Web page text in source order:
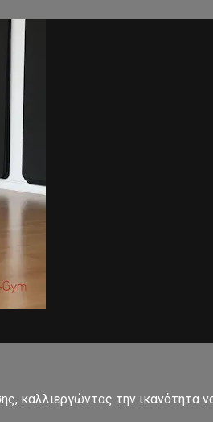
καλλιεργώντας την